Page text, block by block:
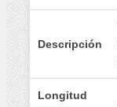
Descripción
Longitud